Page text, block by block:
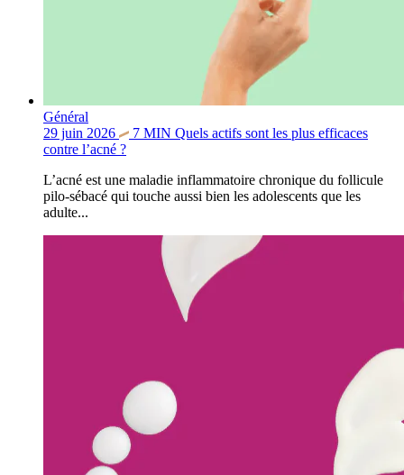
Général
29 juin 2026
7 MIN Quels actifs sont les plus efficaces
contre l’acné ?
L’acné est une maladie inflammatoire chronique du follicule
pilo-sébacé qui touche aussi bien les adolescents que les
adulte...